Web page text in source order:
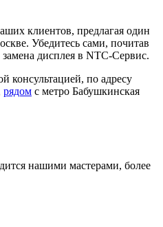
клиентов, предлагая один
Убедитесь сами, почитав
дисплея в NTC-Сервис.
консультацией, по адресу
рядом с метро Бабушкинская
нашими мастерами, более